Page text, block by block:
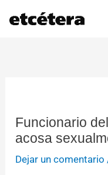
Funcionario
acosa
Dejar un comentario